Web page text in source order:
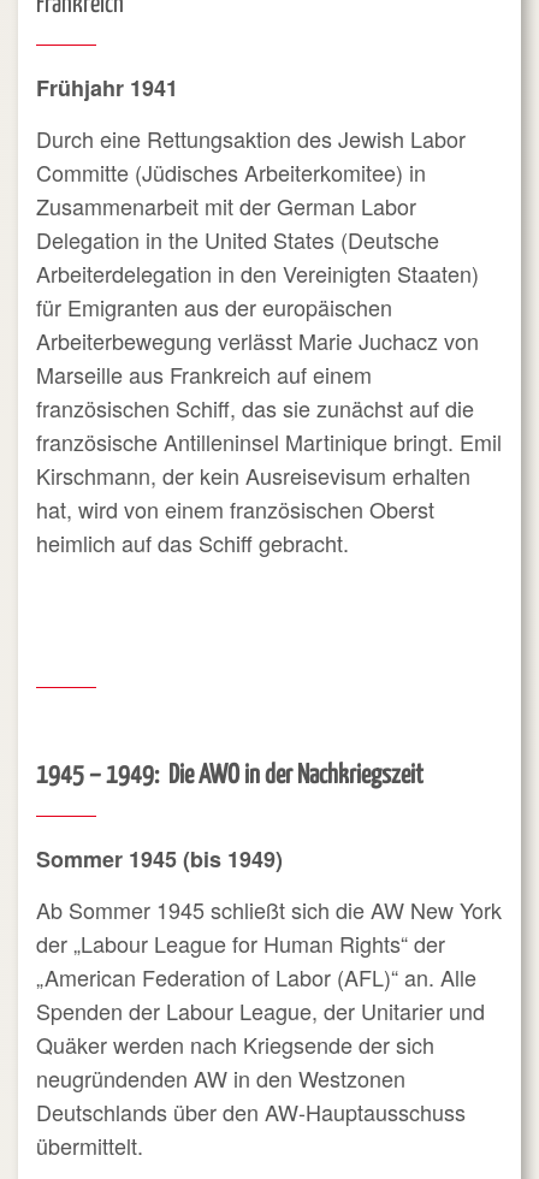
Frühjahr 1941
Durch eine Rettungsaktion des Jewish Labor
Committe (Jüdisches Arbeiterkomitee) in
Zusammenarbeit mit der German Labor
Delegation in the United States (Deutsche
Arbeiterdelegation in den Vereinigten Staaten)
für Emigranten aus der europäischen
Arbeiterbewegung verlässt Marie Juchacz von
Marseille aus Frankreich auf einem
französischen Schiff, das sie zunächst auf die
französische Antilleninsel Martinique bringt. Emil
Kirschmann, der kein Ausreisevisum erhalten
hat, wird von einem französischen Oberst
heimlich auf das Schiff gebracht.
1945 – 1949: Die AWO in der Nachkriegszeit
Sommer 1945 (bis 1949)
Ab Sommer 1945 schließt sich die AW New York
der „Labour League for Human Rights“ der
„American Federation of Labor (AFL)“ an. Alle
Spenden der Labour League, der Unitarier und
Quäker werden nach Kriegsende der sich
neugründenden AW in den Westzonen
Deutschlands über den AW-Hauptausschuss
übermittelt.